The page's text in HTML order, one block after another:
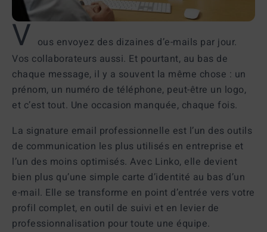
V ous envoyez des dizaines d’e-mails par jour.
Vos collaborateurs aussi. Et pourtant, au bas de
chaque message, il y a souvent la même chose : un
prénom, un numéro de téléphone, peut-être un logo,
et c’est tout. Une occasion manquée, chaque fois.
La signature email professionnelle est l’un des outils
de communication les plus utilisés en entreprise et
l’un des moins optimisés. Avec Linko, elle devient
bien plus qu’une simple carte d’identité au bas d’un
e-mail. Elle se transforme en point d’entrée vers votre
profil complet, en outil de suivi et en levier de
professionnalisation pour toute une équipe.